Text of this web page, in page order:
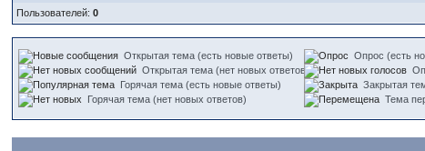
Пользователей:0
Открытая тема (есть новые ответы)
Открытая тема (нет новых ответов)
Горячая тема (есть новые ответы)
Горячая тема (нет новых ответов)
Опрос (есть
Закрытая
Тема